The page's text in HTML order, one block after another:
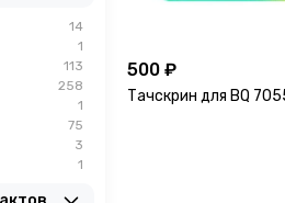
500 ₽
Тачскрин для BQ
3G 2
3G 2
WiFi 1
1
3G 1
1
7.0
2
14
1
113
258
1
75
3
1